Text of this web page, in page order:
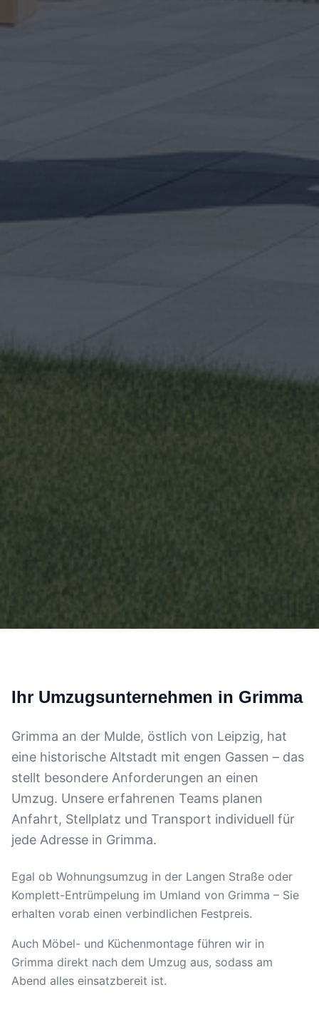
Ihr Umzugsunternehmen in Grimma
Grimma an der Mulde, östlich von Leipzig, hat
eine historische Altstadt mit engen Gassen – das
stellt besondere Anforderungen an einen
Umzug. Unsere erfahrenen Teams planen
Anfahrt, Stellplatz und Transport individuell für
jede Adresse in Grimma.
Egal ob Wohnungsumzug in der Langen Straße oder
Komplett-Entrümpelung im Umland von Grimma – Sie
erhalten vorab einen verbindlichen Festpreis.
Auch Möbel- und Küchenmontage führen wir in
Grimma direkt nach dem Umzug aus, sodass am
Abend alles einsatzbereit ist.